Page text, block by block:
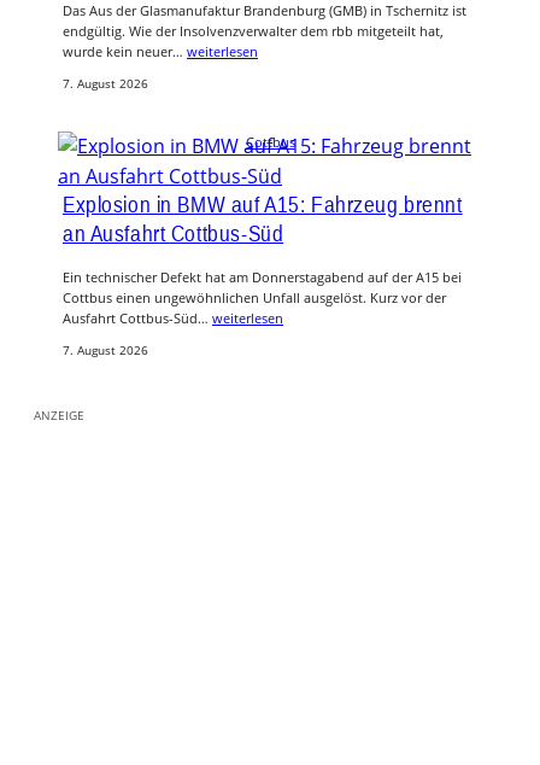
Das Aus der Glasmanufaktur Brandenburg (GMB) in Tschernitz ist
endgültig. Wie der Insolvenzverwalter dem rbb mitgeteilt hat,
wurde kein neuer… weiterlesen
7. August 2026
Cottbus
Explosion in BMW auf A15: Fahrzeug brennt
an Ausfahrt Cottbus-Süd
Ein technischer Defekt hat am Donnerstagabend auf der A15 bei
Cottbus einen ungewöhnlichen Unfall ausgelöst. Kurz vor der
Ausfahrt Cottbus-Süd… weiterlesen
7. August 2026